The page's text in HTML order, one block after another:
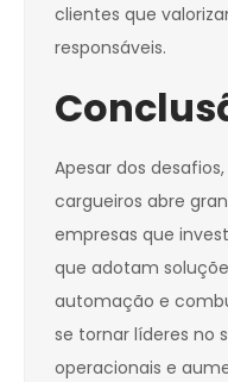
clientes que
responsáveis.
Apesar dos
cargueiros abre
empresas que
que adotam
automação e
se tornar líderes no
operacionais e